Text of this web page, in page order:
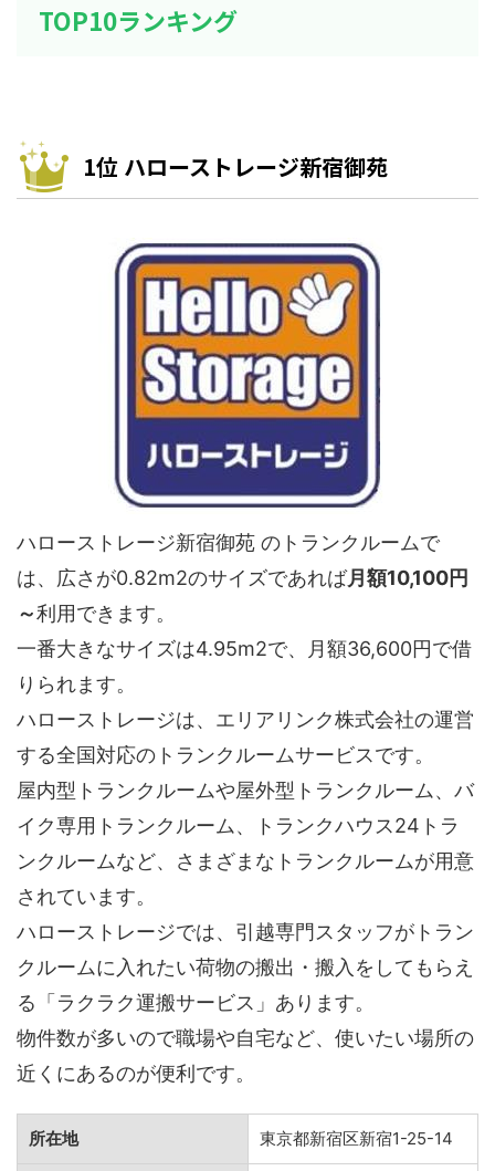
TOP10ランキング
1位 ハローストレージ新宿御苑
ハローストレージ新宿御苑 のトランクルームで
は、広さが0.82m2のサイズであれば月額10,100円
～利用できます。
一番大きなサイズは4.95m2で、月額36,600円で借
りられます。
ハローストレージは、エリアリンク株式会社の運営
する全国対応のトランクルームサービスです。
屋内型トランクルームや屋外型トランクルーム、バ
イク専用トランクルーム、トランクハウス24トラ
ンクルームなど、さまざまなトランクルームが用意
されています。
ハローストレージでは、引越専門スタッフがトラン
クルームに入れたい荷物の搬出・搬入をしてもらえ
る「ラクラク運搬サービス」あります。
物件数が多いので職場や自宅など、使いたい場所の
近くにあるのが便利です。
所在地 東京都新宿区新宿1-25-14